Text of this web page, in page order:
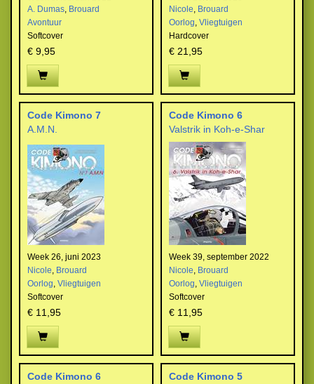
A. Dumas, Brouard
Avontuur
Softcover
€ 9,95
Nicole, Brouard
Oorlog, Vliegtuigen
Hardcover
€ 21,95
Code Kimono 7
A.M.N.
Week 26, juni 2023
Nicole, Brouard
Oorlog, Vliegtuigen
Softcover
€ 11,95
Code Kimono 6
Valstrik in Koh-e-Shar
Week 39, september 2022
Nicole, Brouard
Oorlog, Vliegtuigen
Softcover
€ 11,95
Code Kimono 6
Code Kimono 5